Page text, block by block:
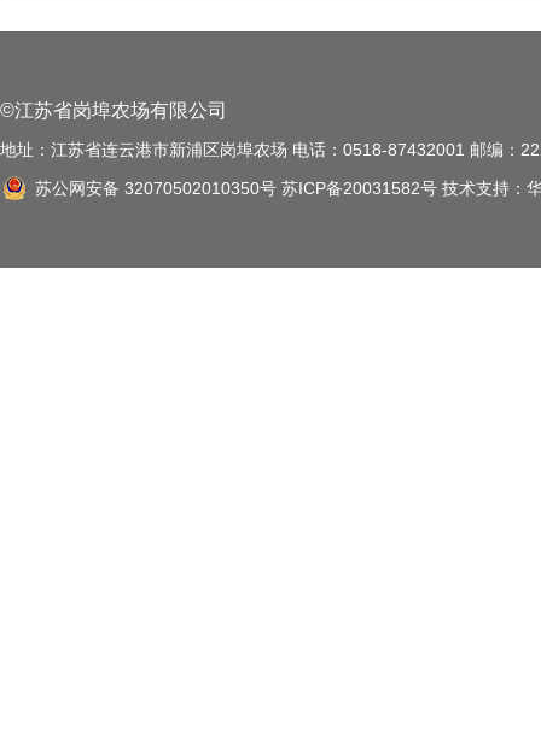
©江苏省岗埠农场有限公司
地址：江苏省连云港市新浦区岗埠农场 电话：0518-87432001 邮编：
苏公网安备 32070502010350号 苏ICP备20031582号 技术支持：